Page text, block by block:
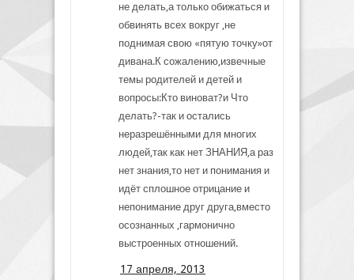
не делать,а только обижаться и
обвинять всех вокруг ,не
поднимая свою «пятую точку»от
дивана.К сожалению,извечные
темы родителей и детей и
вопросы:Кто виноват?и Что
делать?-так и остались
неразрешёнными для многих
людей,так как нет ЗНАНИЯ,а раз
нет знания,то нет и понимания и
идёт сплошное отрицание и
непонимание друг друга,вместо
осознанных ,гармонично
выстроенных отношений.
17 апреля, 2013